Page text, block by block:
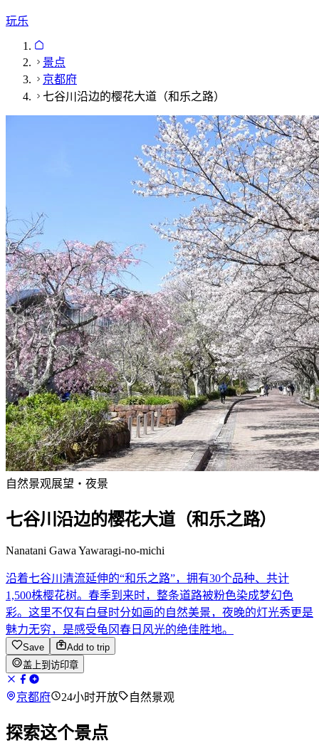
玩乐
景点
京都府
七谷川沿边的樱花大道（和乐之路）
自然景观展望・夜景
七谷川沿边的樱花大道（和乐之路）
Nanatani Gawa Yawaragi-no-michi
沿着七谷川清流延伸的“和乐之路”，拥有30个品种、共计
1,500株樱花树。春季到来时，整条道路被粉色染成梦幻色
彩。这里不仅有白昼时分如画的自然美景，夜晚的灯光秀更是
魅力无穷，是感受龟冈春日风光的绝佳胜地。
Save
Add to trip
盖上到访印章
京都府 24小时开放 自然景观
探索这个景点